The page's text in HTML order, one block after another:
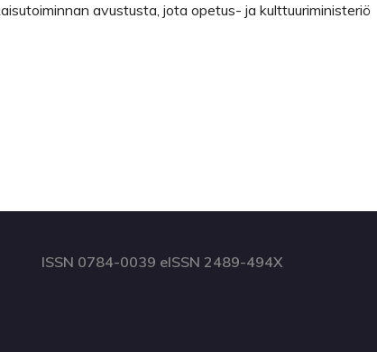
avustusta, jota opetus- ja kulttuuriministeriö
ISSN 0784-0039 eISSN 2489-494X